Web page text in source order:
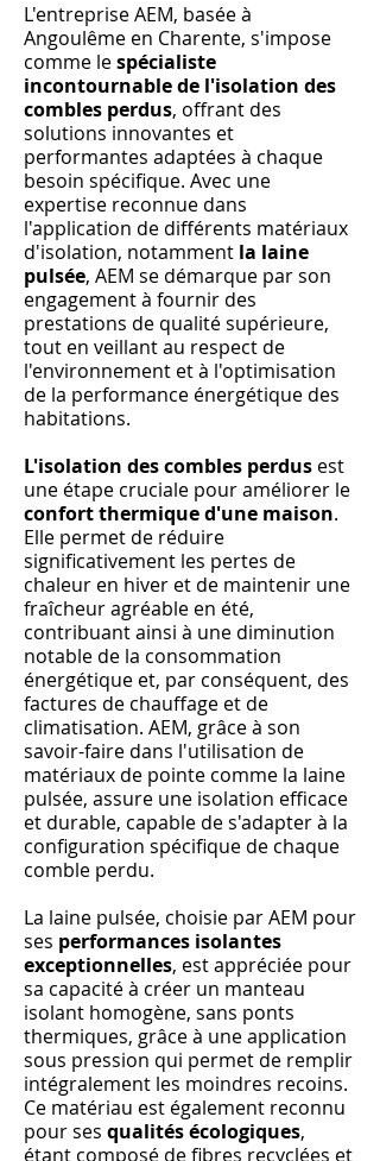
L'entreprise AEM, basée à
Angoulême en Charente, s'impose
comme lespécialiste
incontournable de l'isolation des
combles perdus, offrant des
solutions innovantes et
performantes adaptées à chaque
besoin spécifique. Avec une
expertise reconnue dans
l'application de différents matériaux
d'isolation, notamment la laine
pulsée, AEM se démarque par son
engagement à fournir des
prestations de qualité supérieure,
tout en veillant au respect de
l'environnement et à l'optimisation
de la performance énergétique des
habitations.
L'isolation des combles perdus est
une étape cruciale pour améliorer le
confort thermique d'une maison.
Elle permet de réduire
significativement les pertes de
chaleur en hiver et de maintenir une
fraîcheur agréable en été,
contribuant ainsi à une diminution
notable de la consommation
énergétique et, par conséquent, des
factures de chauffage et de
climatisation. AEM, grâce à son
savoir-faire dans l'utilisation de
matériaux de pointe comme la laine
pulsée, assure une isolation efficace
et durable, capable de s'adapter à la
configuration spécifique de chaque
comble perdu.
La laine pulsée, choisie par AEM pour
ses performances isolantes
exceptionnelles, est appréciée pour
sa capacité à créer un manteau
isolant homogène, sans ponts
thermiques, grâce à une application
sous pression qui permet de remplir
intégralement les moindres recoins.
Ce matériau est également reconnu
pour ses qualités écologiques,
étant composé de fibres recyclées et